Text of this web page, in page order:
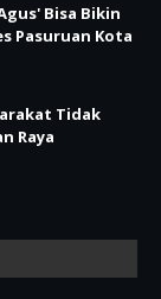
Bisa Bikin
Pasuruan Kota
Tidak
Raya